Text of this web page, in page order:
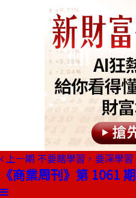
上一期 不要瞎學習，要深學習
《商業周刊》第 1061 期